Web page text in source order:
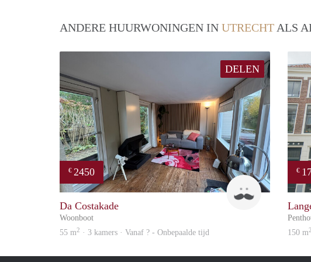
ANDERE HUURWONINGEN IN UTRECHT ALS
DELEN
€ 2450
Guido
Da Costakade
Woonboot
55 m2 · 3 kamers · Vanaf ? - Onbepaalde tijd
€
150 m2